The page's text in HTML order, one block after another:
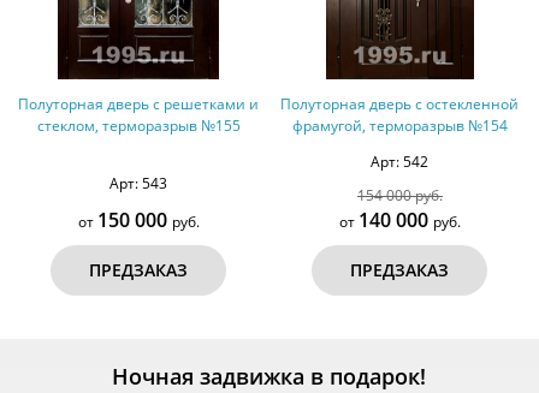
Полуторная дверь с решетками и
стеклом, терморазрыв №155
Арт: 543
от 150 000 руб.
ПРЕДЗАКАЗ
Полуторная дверь с остекленной
фрамугой, терморазрыв №154
Арт: 542
154 000 руб.
от 140 000 руб.
ПРЕДЗАКАЗ
Ночная задвижка в подарок!